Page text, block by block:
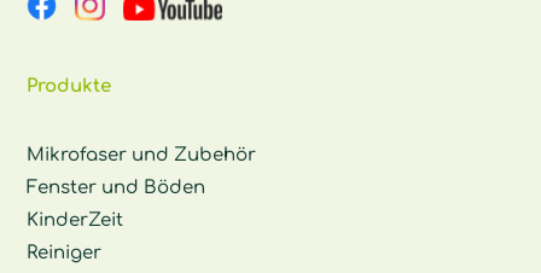
Produkte
Mikrofaser und Zubehör
Fenster und Böden
KinderZeit
Reiniger